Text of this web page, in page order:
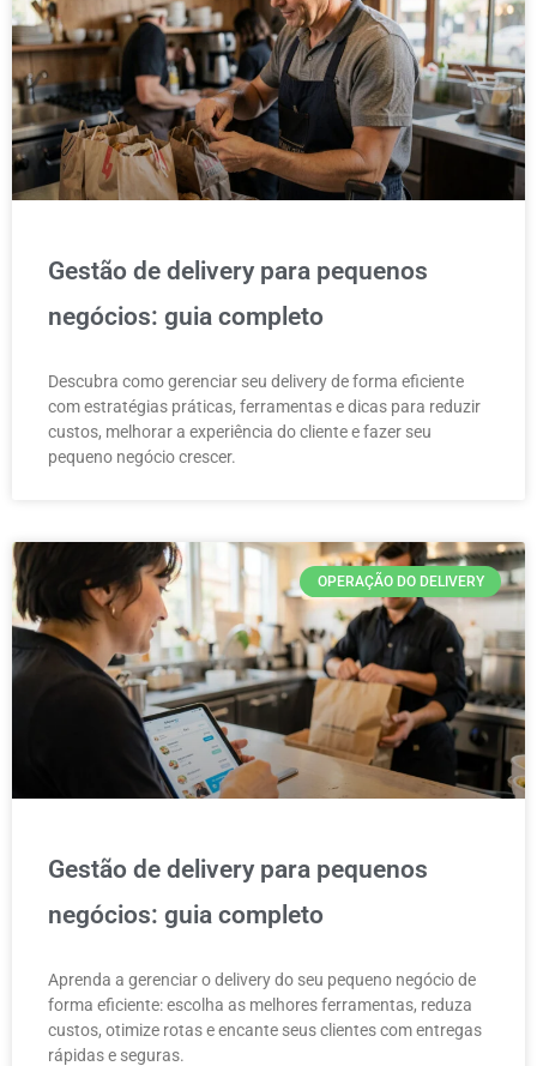
Gestão de delivery para pequenos
negócios: guia completo
Descubra como gerenciar seu delivery de forma eficiente
com estratégias práticas, ferramentas e dicas para reduzir
custos, melhorar a experiência do cliente e fazer seu
pequeno negócio crescer.
OPERAÇÃO DO DELIVERY
Gestão de delivery para pequenos
negócios: guia completo
Aprenda a gerenciar o delivery do seu pequeno negócio de
forma eficiente: escolha as melhores ferramentas, reduza
custos, otimize rotas e encante seus clientes com entregas
rápidas e seguras.